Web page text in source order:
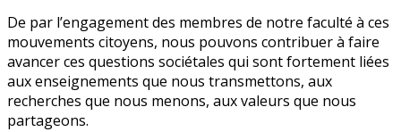
De par l’engagement des membres de notre faculté à ces
mouvements citoyens, nous pouvons contribuer à faire
avancer ces questions sociétales qui sont fortement liées
aux enseignements que nous transmettons, aux
recherches que nous menons, aux valeurs que nous
partageons.